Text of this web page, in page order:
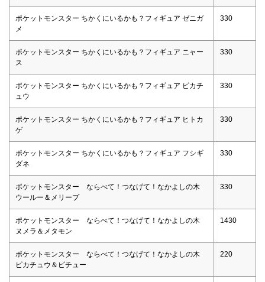
ポケットモンスター ちかくにいるかも？フィギュア ゼニガ
メ
330
ポケットモンスター ちかくにいるかも？フィギュア ニャー
ス
330
ポケットモンスター ちかくにいるかも？フィギュア ピカチ
ュウ
330
ポケットモンスター ちかくにいるかも？フィギュア ヒトカ
ゲ
330
ポケットモンスター ちかくにいるかも？フィギュア フシギ
ダネ
330
ポケットモンスター ならべて！つなげて！なかよしの木
ウールー＆メリープ
330
ポケットモンスター ならべて！つなげて！なかよしの木
ヌメラ＆メタモン
1430
ポケットモンスター ならべて！つなげて！なかよしの木
ピカチュウ＆ピチュー
220